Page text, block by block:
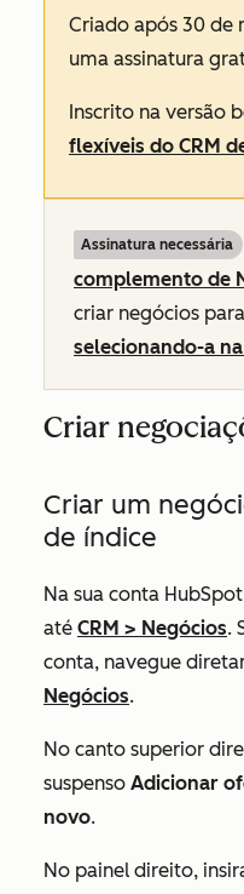
Criado após 30 de
uma assinatura
Inscrito na versão
flexíveis do CRM
Assinatura necessária
complemento de
criar negócios
selecionando-a
Criar
Criar um
de índice
Na sua conta
até CRM > Negócios.
conta, navegue
Negócios.
No canto superior
suspenso Adicionar
novo.
No painel direito,